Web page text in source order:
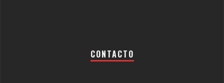
CONTACTO